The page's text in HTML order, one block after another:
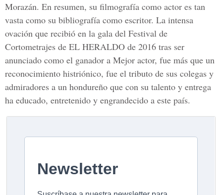
Morazán. En resumen, su filmografía como actor es tan
vasta como su bibliografía como escritor. La intensa
ovación que recibió en la gala del Festival de
Cortometrajes de EL HERALDO de 2016 tras ser
anunciado como el ganador a Mejor actor, fue más que un
reconocimiento histriónico, fue el tributo de sus colegas y
admiradores a un hondureño que con su talento y entrega
ha educado, entretenido y engrandecido a este país.